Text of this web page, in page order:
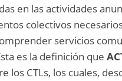
en las actividades
colectivos
servicios
es la definición que
los CTLs, los cuales,